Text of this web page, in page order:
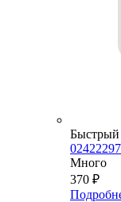
Быстрый
Много
370 ₽